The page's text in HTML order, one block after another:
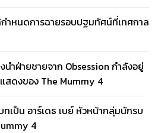
ำหนดการฉายรอบปฐมทัศน์ที่เทศกาล
ำฝ่ายชายจาก Obsession กำลังอยู่
สดงของ The Mummy 4
เป็น อาร์เดธ เบย์ หัวหน้ากลุ่มนักรบ
4